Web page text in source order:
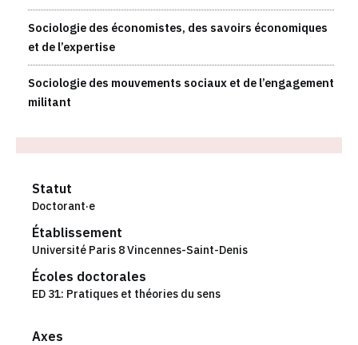
Sociologie des économistes, des savoirs économiques
et de l’expertise
Sociologie des mouvements sociaux et de l’engagement
militant
Statut
Doctorant·e
Établissement
Université Paris 8 Vincennes-Saint-Denis
Écoles doctorales
ED 31: Pratiques et théories du sens
Axes